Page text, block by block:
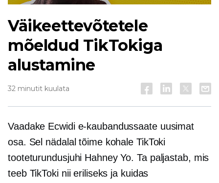
Väikeettevõtetele
mõeldud TikTokiga
alustamine
32 minutit kuulata
Vaadake Ecwidi e-kaubandussaate uusimat
osa. Sel nädalal tõime kohale TikToki
tooteturundusjuhi Hahney Yo. Ta paljastab, mis
teeb TikToki nii eriliseks ja kuidas